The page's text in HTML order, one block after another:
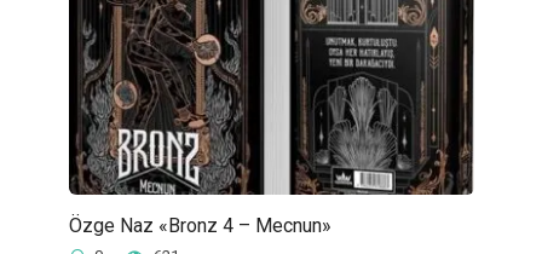
Özge Naz «Bronz 4 – Mecnun»